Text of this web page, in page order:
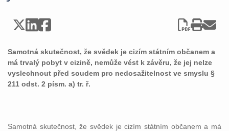
Samotná skutečnost, že svědek je cizím státním občanem a
má trvalý pobyt v cizině, nemůže vést k závěru, že jej nelze
vyslechnout před soudem pro nedosažitelnost ve smyslu §
211 odst. 2 písm. a) tr. ř.
Samotná skutečnost, že svědek je cizím státním občanem a má